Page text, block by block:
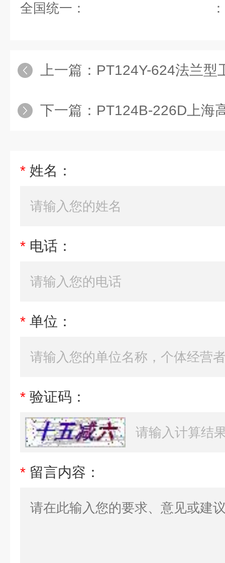
全国统一：
上一篇： PT124Y-624法兰型
下一篇： PT124B-226D上海
* 姓名：
* 电话：
* 单位：
* 验证码：
* 留言内容：